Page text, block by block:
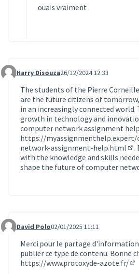
ouais vraiment
Commentaire 1540
Harry Disouza26/12/2024 12:33
The students of the Pierre
are the future citizens of
in an increasingly connected
growth in technology and
computer network assignment
https://
network-assignment-help.html
.
with the knowledge and skills
shape the future of computer
Commentaire 1541
David Polo02/01/2025 11:11
Merci pour le partage
publier ce type de contenu. Bonne
https://www.protoxyde-azote.fr/